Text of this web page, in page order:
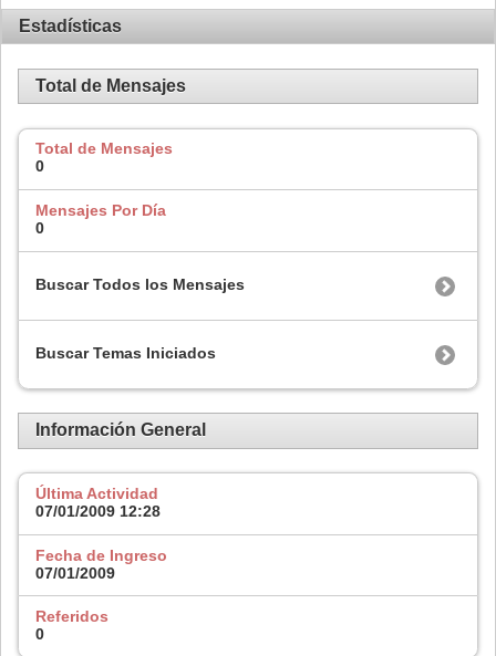
Estadísticas
Total de Mensajes
Total de Mensajes
0
Mensajes Por Día
0
Buscar Todos los Mensajes
Buscar Temas Iniciados
Información General
Última Actividad
07/01/2009 12:28
Fecha de Ingreso
07/01/2009
Referidos
0